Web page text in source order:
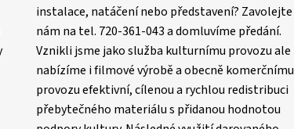
instalace, natáčení nebo představení? Zavolejte
nám na tel. 720-361-043 a domluvíme předání.
Vznikli jsme jako služba kulturnímu provozu ale
nabízíme i filmové výrobě a obecně komerčnímu
provozu efektivní, cílenou a rychlou redistribuci
přebytečného materiálu s přidanou hodnotou